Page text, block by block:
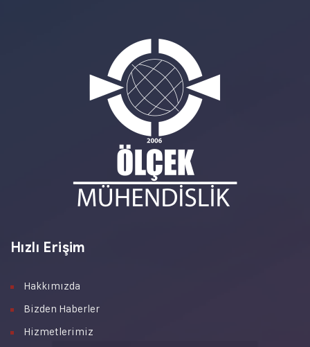
Hızlı Erişim
Hakkımızda
Bizden Haberler
Hizmetlerimiz